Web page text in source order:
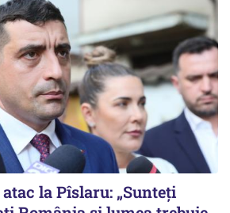
la Pîslaru: „Sunteți